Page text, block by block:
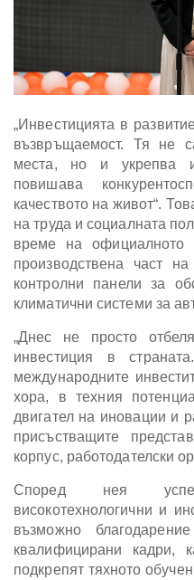
„Инвестицията в
възвръщаемост. Тя не
места, но и укрепва
повишава
качеството на живот“.
на труда и социалната
време на официалното
производствена част
контролни панели за
климатични системи за
„Днес не просто
инвестиция в
международните
хора, в техния
двигател на иновации и
присъстващите
корпус, работодателски
Според нея
високотехнологични и
възможно
квалифицирани кадри,
подкрепят тяхното